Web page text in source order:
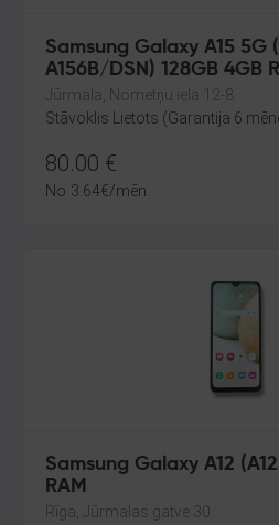
Samsung Galaxy A15 5G
A156B/DSN) 128GB 4GB
Jūrmala, Nometņu iela 12-8
Stāvoklis Lietots (Garantija 6
80.00 €
No 3.64€/mēn.
Samsung Galaxy A12
RAM
Rīga, Jūrmalas gatve 30